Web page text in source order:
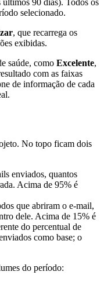
selecionado.
, que recarrega os
exibidas.
saúde, como Excelente,
com as faixas
de informação de cada
No topo ficam dois
enviados, quantos
Acima de 95% é
que abriram o e-mail,
dele. Acima de 15% é
do percentual de
como base; o
do período: